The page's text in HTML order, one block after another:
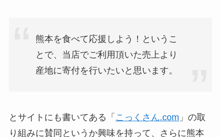
熊本を食べて応援しよう！というこ
とで、当店でご利用頂いた売上より
産地に寄付を行いたいと思います。
とサイトにも書いてある「 こっくさん.com 」の取
り組みに賛同というか興味を持って、さらに熊本